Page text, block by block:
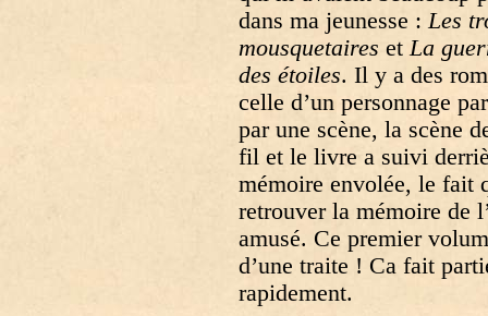
dans ma jeunesse :Les
mousquetaires etLa
des étoiles. Il y a des
celle d’un personnage
par une scène, la scène
fil et le livre a suivi
mémoire envolée, le fait
retrouver la mémoire de
amusé. Ce premier
d’une traite ! Ca fait
rapidement.